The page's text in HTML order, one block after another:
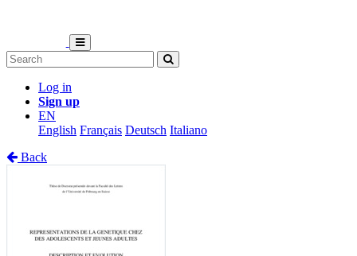
Log in
Sign up
EN
English Français Deutsch Italiano
Back